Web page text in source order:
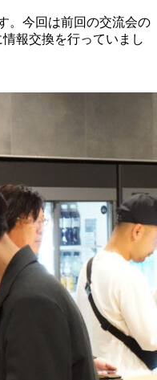
。今回は前回の交流会の
報交換を行っていまし